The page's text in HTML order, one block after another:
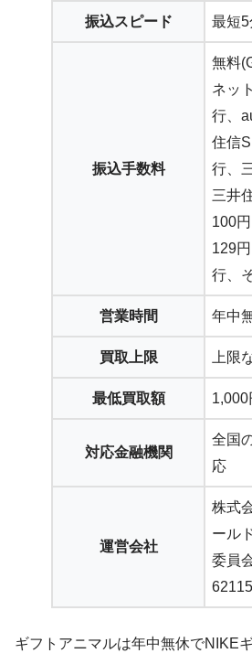
振込スピード 最短5
振込手数料
無料
ネッ
行、
住信
行、
三井
100
129
行、
営業時間 年中
買取上限 上限
最低買取額 1,000
対応金融機関
全国
応
運営会社
株式
ール
委員
ギフトアニマルは年中無休でNIKE